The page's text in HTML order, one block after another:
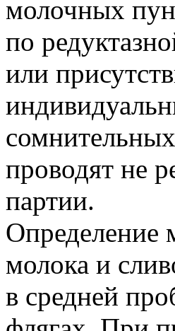
молочных
по
или
проводят не
партии.
Определение
молока и
в средней